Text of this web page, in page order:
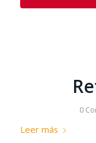
0
Leer más